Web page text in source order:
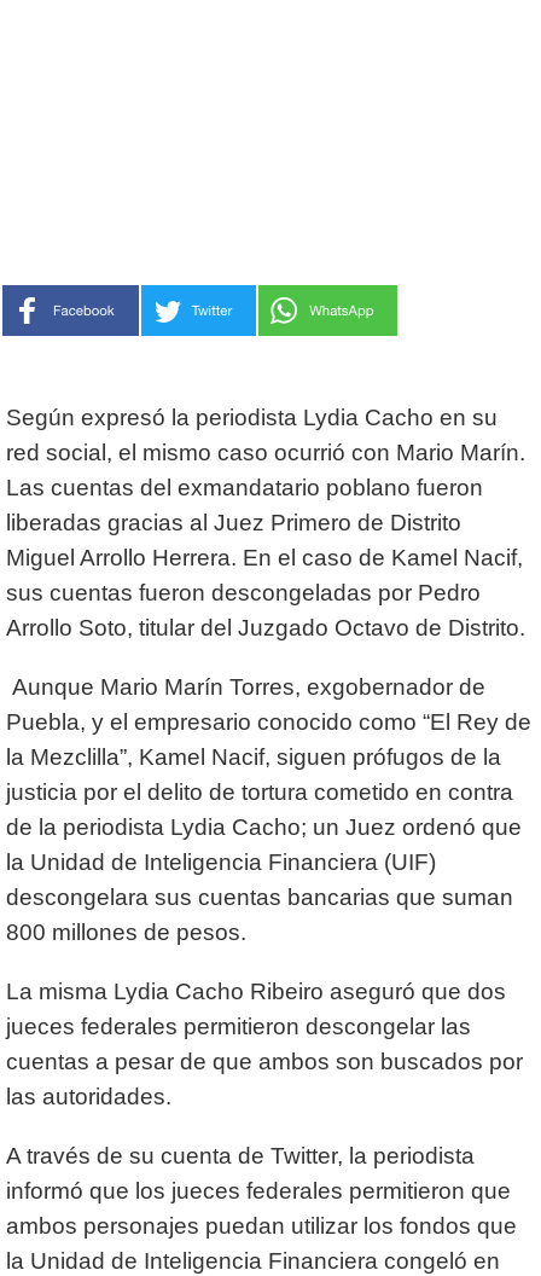
Según expresó la periodista Lydia Cacho en su
red social, el mismo caso ocurrió con Mario Marín.
Las cuentas del exmandatario poblano fueron
liberadas gracias al Juez Primero de Distrito
Miguel Arrollo Herrera. En el caso de Kamel Nacif,
sus cuentas fueron descongeladas por Pedro
Arrollo Soto, titular del Juzgado Octavo de Distrito.
Aunque Mario Marín Torres, exgobernador de
Puebla, y el empresario conocido como “El Rey de
la Mezclilla”, Kamel Nacif, siguen prófugos de la
justicia por el delito de tortura cometido en contra
de la periodista Lydia Cacho; un Juez ordenó que
la Unidad de Inteligencia Financiera (UIF)
descongelara sus cuentas bancarias que suman
800 millones de pesos.
La misma Lydia Cacho Ribeiro aseguró que dos
jueces federales permitieron descongelar las
cuentas a pesar de que ambos son buscados por
las autoridades.
A través de su cuenta de Twitter, la periodista
informó que los jueces federales permitieron que
ambos personajes puedan utilizar los fondos que
la Unidad de Inteligencia Financiera congeló en